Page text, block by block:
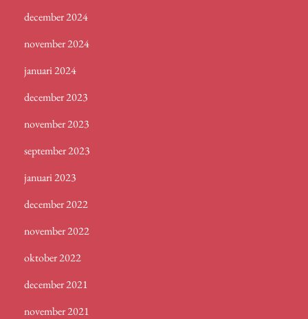
december 2024
november 2024
januari 2024
december 2023
november 2023
september 2023
januari 2023
december 2022
november 2022
oktober 2022
december 2021
november 2021